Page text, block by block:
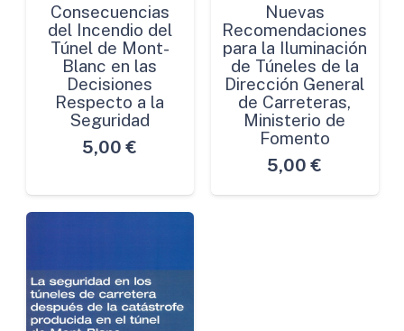
Consecuencias
del Incendio del
Túnel de Mont-
Blanc en las
Decisiones
Respecto a la
Seguridad
5,00 €
Nuevas
Recomendaciones
para la Iluminación
de Túneles de la
Dirección General
de Carreteras,
Ministerio de
Fomento
5,00 €